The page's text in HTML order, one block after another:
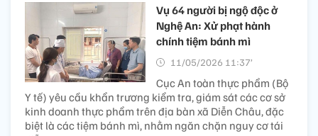
Vụ 64 người bị ngộ độc ở
Nghệ An: Xử phạt hành
chính tiệm bánh mì
11/05/2026 11:37’
Cục An toàn thực phẩm (Bộ
Y tế) yêu cầu khẩn trương kiểm tra, giám sát các cơ sở
kinh doanh thực phẩm trên địa bàn xã Diễn Châu, đặc
biệt là các tiệm bánh mì, nhằm ngăn chặn nguy cơ tái